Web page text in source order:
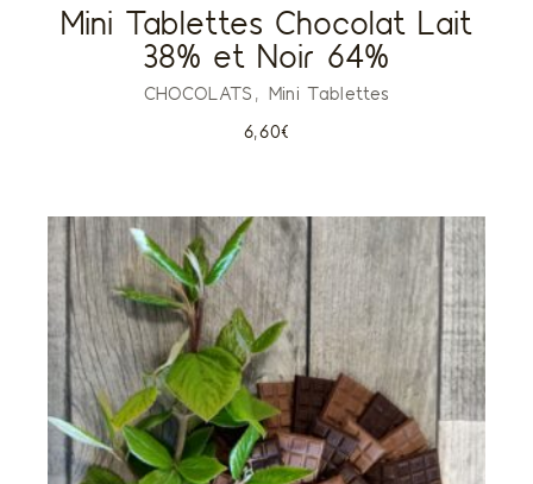
Mini Tablettes Chocolat Lait
38% et Noir 64%
CHOCOLATS
Mini Tablettes
6,60€